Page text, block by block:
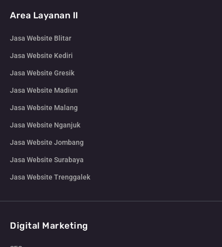
Area Layanan II
Jasa Website Blitar
Jasa Website Kediri
Jasa Website Gresik
Jasa Website Madiun
Jasa Website Malang
Jasa Website Nganjuk
Jasa Website Jombang
Jasa Website Surabaya
Jasa Website Trenggalek
Digital Marketing